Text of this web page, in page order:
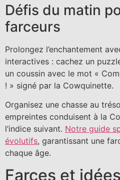
Défis du matin
farceurs
Prolongez l’enchantement
interactives : cachez un
un coussin avec le mot «
! » signé par la Cowquinette.
Organisez une chasse au
empreintes conduisent à la
l’indice suivant. Notre guide
évolutifs, garantissant une
chaque âge.
Farces et